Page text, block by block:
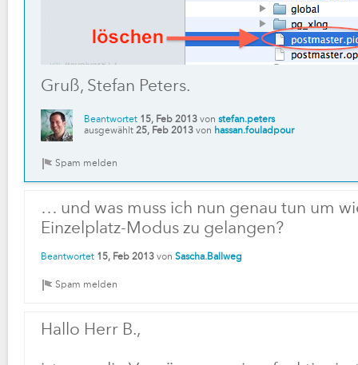
Gruß, Stefan Peters.
Beantwortet 15, Feb 2013 von stefan.peters
ausgewählt 25, Feb 2013 von hassan.fouladpour
… und was muss ich nun genau tun um
Einzelplatz-Modus zu gelangen?
Beantwortet 15, Feb 2013 von Sascha.Ballweg
Hallo Herr B.,